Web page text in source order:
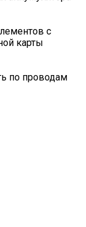
с
карты
по проводам